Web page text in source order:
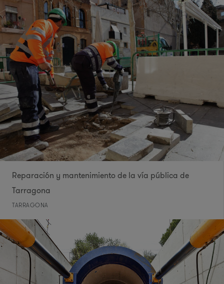
Reparación y mantenimiento de la vía pública de
Tarragona
TARRAGONA